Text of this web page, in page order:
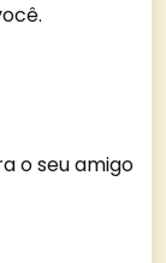
o seu amigo